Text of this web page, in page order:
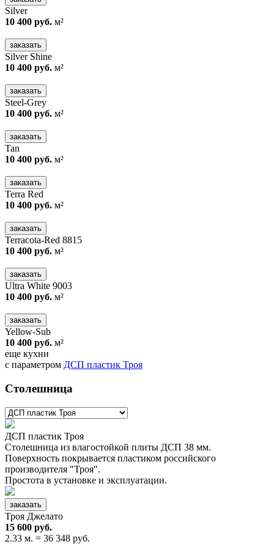
Silver
10 400 руб. м²
заказать
Silver Shine
10 400 руб. м²
заказать
Steel-Grey
10 400 руб. м²
заказать
Tan
10 400 руб. м²
заказать
Terra Red
10 400 руб. м²
заказать
Terracota-Red 8815
10 400 руб. м²
заказать
Ultra White 9003
10 400 руб. м²
заказать
Yellow-Sub
10 400 руб. м²
еще кухни
с параметром ДСП пластик Троя
Столешница
ДСП пластик Троя
Столешница из влагостойкой плиты ДСП 38 мм.
Поверхность покрывается пластиком российского
производителя "Троя".
Простота в установке и эксплуатации.
заказать
Троя Джелато
15 600 руб.
2.33 м. = 36 348 руб.